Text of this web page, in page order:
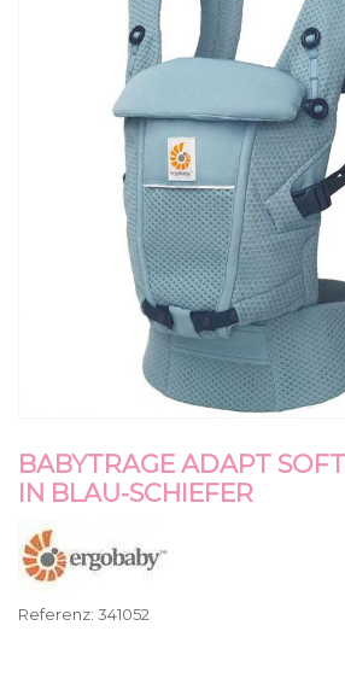
BABYTRAGE ADAPT
IN BLAU-SCHIEFER
Referenz: 341052